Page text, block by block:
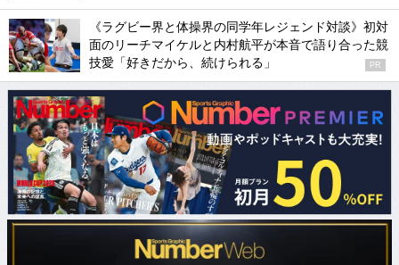
《ラグビー界と体操界の同学年レジェンド対談》初対
面のリーチマイケルと内村航平が本音で語り合った競
技愛「好きだから、続けられる」
PR